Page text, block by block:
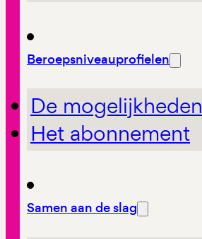
Beroepsniveauprofielen
De mogelijkheden
Het abonnement
Samen aan de slag